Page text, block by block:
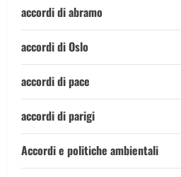
accordi di abramo
accordi di Oslo
accordi di pace
accordi di parigi
Accordi e politiche ambientali